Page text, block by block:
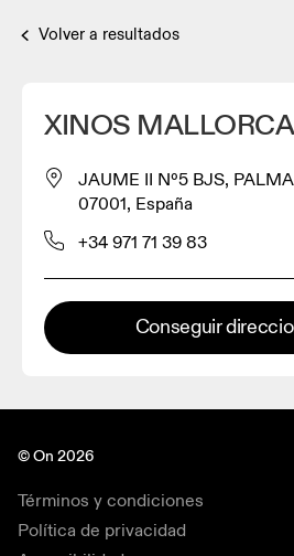
Volver a resultados
XINOS MALLORCA
JAUME II Nº5 BJS,
07001, España
+34 971 71 39 83
Conseguir
© On 2026
Términos y condiciones
Política de privacidad